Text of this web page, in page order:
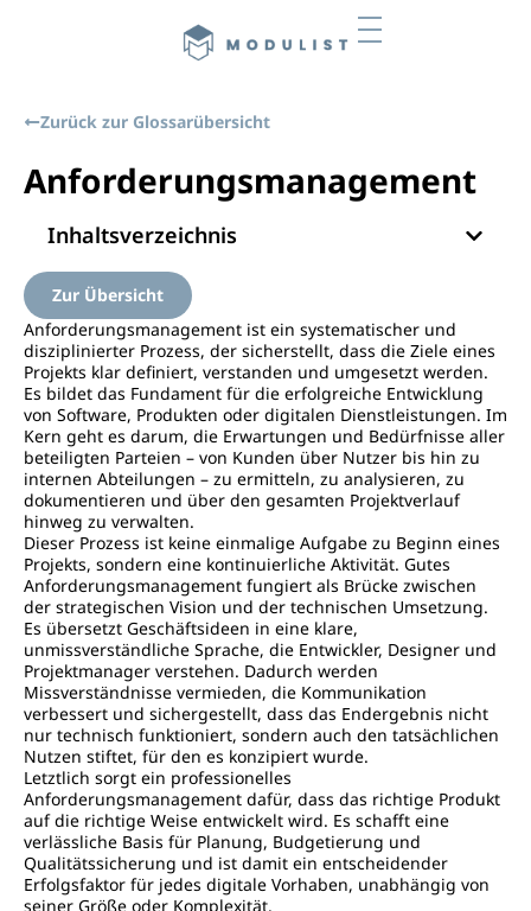
Zurück zur Glossarübersicht
Anforderungsmanagement
Inhaltsverzeichnis
Zur Übersicht
Anforderungsmanagement ist ein systematischer und
disziplinierter Prozess, der sicherstellt, dass die Ziele eines
Projekts klar definiert, verstanden und umgesetzt werden.
Es bildet das Fundament für die erfolgreiche Entwicklung
von Software, Produkten oder digitalen Dienstleistungen. Im
Kern geht es darum, die Erwartungen und Bedürfnisse aller
beteiligten Parteien – von Kunden über Nutzer bis hin zu
internen Abteilungen – zu ermitteln, zu analysieren, zu
dokumentieren und über den gesamten Projektverlauf
hinweg zu verwalten.
Dieser Prozess ist keine einmalige Aufgabe zu Beginn eines
Projekts, sondern eine kontinuierliche Aktivität. Gutes
Anforderungsmanagement fungiert als Brücke zwischen
der strategischen Vision und der technischen Umsetzung.
Es übersetzt Geschäftsideen in eine klare,
unmissverständliche Sprache, die Entwickler, Designer und
Projektmanager verstehen. Dadurch werden
Missverständnisse vermieden, die Kommunikation
verbessert und sichergestellt, dass das Endergebnis nicht
nur technisch funktioniert, sondern auch den tatsächlichen
Nutzen stiftet, für den es konzipiert wurde.
Letztlich sorgt ein professionelles
Anforderungsmanagement dafür, dass das richtige Produkt
auf die richtige Weise entwickelt wird. Es schafft eine
verlässliche Basis für Planung, Budgetierung und
Qualitätssicherung und ist damit ein entscheidender
Erfolgsfaktor für jedes digitale Vorhaben, unabhängig von
seiner Größe oder Komplexität.